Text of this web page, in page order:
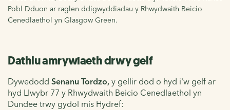
Pobl Dduon ar raglen ddigwyddiadau y Rhwydwaith Beicio
Cenedlaethol yn Glasgow Green.
Dathlu amrywiaeth drwy gelf
Dywedodd Senanu Tordzo, y gellir dod o hyd i'w gelf ar
hyd Llwybr 77 y Rhwydwaith Beicio Cenedlaethol yn
Dundee trwy gydol mis Hydref: